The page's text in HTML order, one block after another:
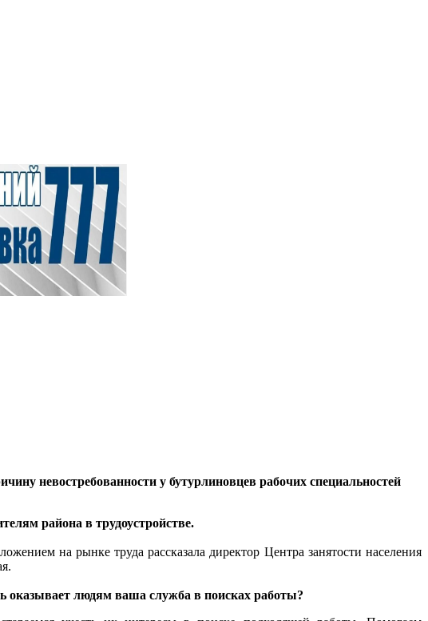
невостребованности у бутурлиновцев рабочих специальностей
района в трудоустройстве.
на рынке труда рассказала директор Центра занятости населения
людям ваша служба в поисках работы?